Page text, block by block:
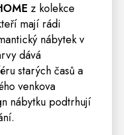
z kolekce
mají rádi
nábytek v
dává
starých časů a
venkova
nábytku podtrhují